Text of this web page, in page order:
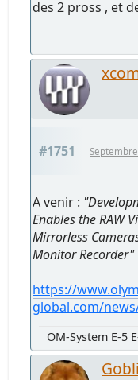
des 2 pross , et
#1751
A venir :
Enables the RAW
Mirrorless
Monitor Recorder"
https://
global.com/
OM-System E-5